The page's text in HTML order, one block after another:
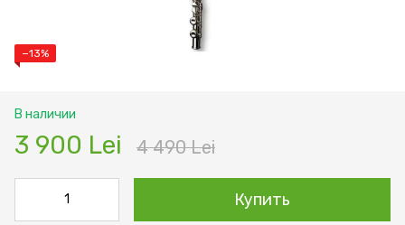
−13%
В наличии
3 900 Lei 4 490 Lei
Купить